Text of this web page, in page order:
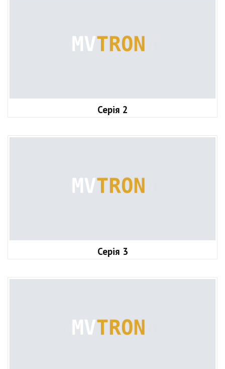
Серія 2
Серія 3